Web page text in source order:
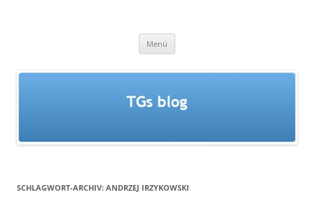
Menü
SCHLAGWORT-ARCHIV: ANDRZEJ IRZYKOWSKI